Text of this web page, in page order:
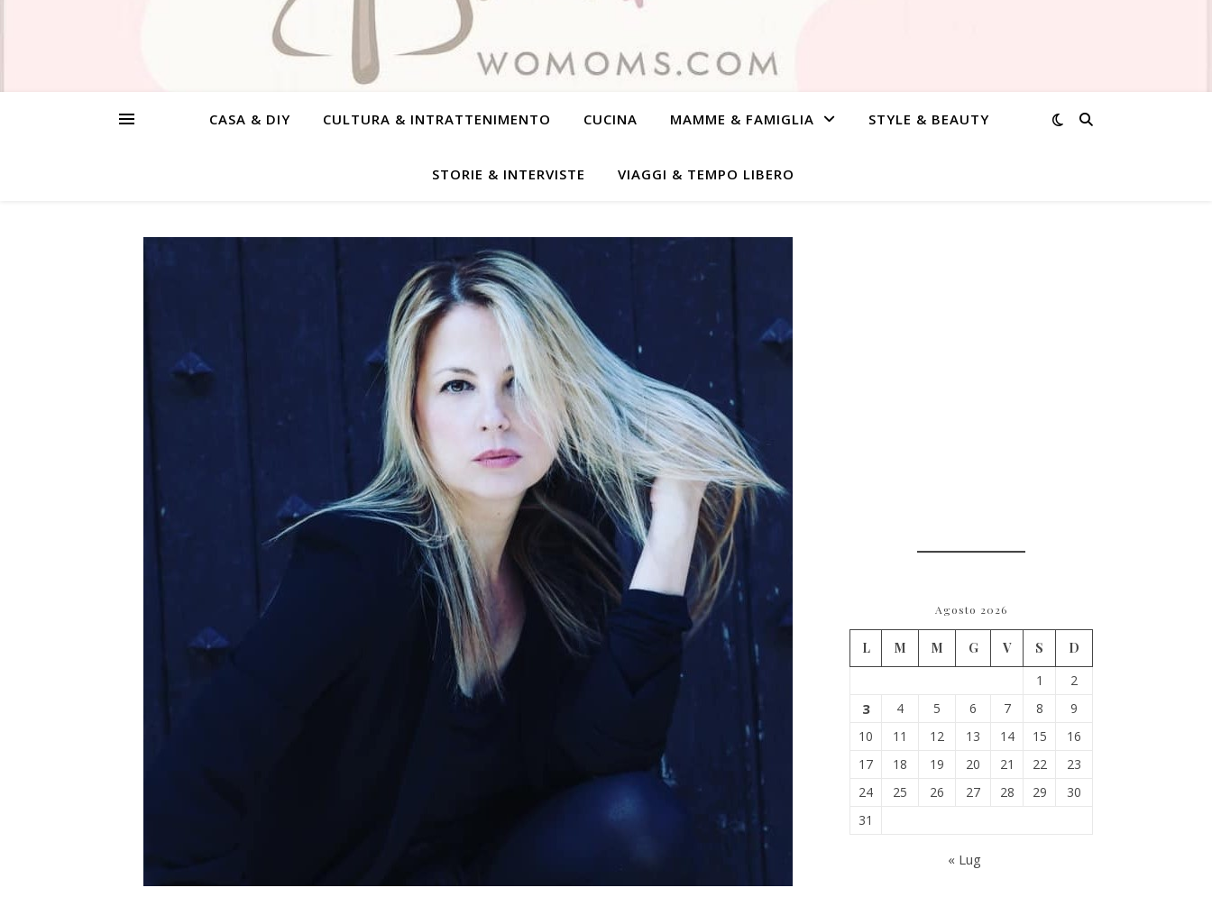
CASA & DIY CULTURA & INTRATTENIMENTO CUCINA MAMME & FAMIGLIA STYLE & BEAUTY
STORIE & INTERVISTE VIAGGI & TEMPO LIBERO
Agosto 2026
L M M G V S
D
1
2
3 4 5 6 7 8
9
10
11 12 13 14 15
16
17
18 19 20 21 22
23
24
25 26 27 28 29
30
31
« Lug